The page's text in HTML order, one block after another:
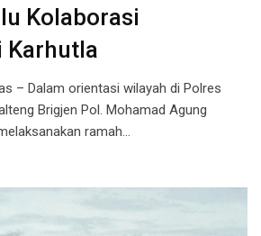
Kolaborasi
Karhutla
– Dalam orientasi wilayah di Polres
Brigjen Pol. Mohamad Agung
ramah…